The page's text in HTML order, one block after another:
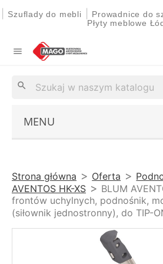
Szuflady do mebli Prowadnice do
Płyty meblowe

search
MENU
Strona główna Oferta
AVENTOS HK-XS
BLUM
frontów uchylnych, podnośnik,
(siłownik jednostronny), do TIP-